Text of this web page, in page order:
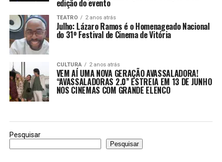
edição do evento
TEATRO 2 anos atrás
Julho: Lázaro Ramos é o Homenageado Nacional
do 31º Festival de Cinema de Vitória
CULTURA 2 anos atrás
VEM AÍ UMA NOVA GERAÇÃO AVASSALADORA!
“AVASSALADORAS 2.0” ESTREIA EM 13 DE JUNHO
NOS CINEMAS COM GRANDE ELENCO
Pesquisar
Pesquisar